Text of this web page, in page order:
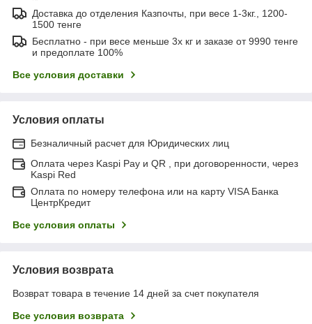
Доставка до отделения Казпочты, при весе 1-3кг., 1200-
1500 тенге
Бесплатно - при весе меньше 3х кг и заказе от 9990 тенге
и предоплате 100%
Все условия доставки
Условия оплаты
Безналичный расчет для Юридических лиц
Оплата через Kaspi Pay и QR , при договоренности, через
Kaspi Red
Оплата по номеру телефона или на карту VISA Банка
ЦентрКредит
Все условия оплаты
Условия возврата
Возврат товара в течение 14 дней за счет покупателя
Все условия возврата